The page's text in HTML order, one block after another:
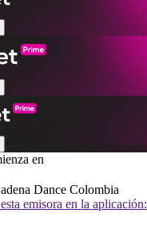
en
Dance Colombia
emisora en la aplicación: